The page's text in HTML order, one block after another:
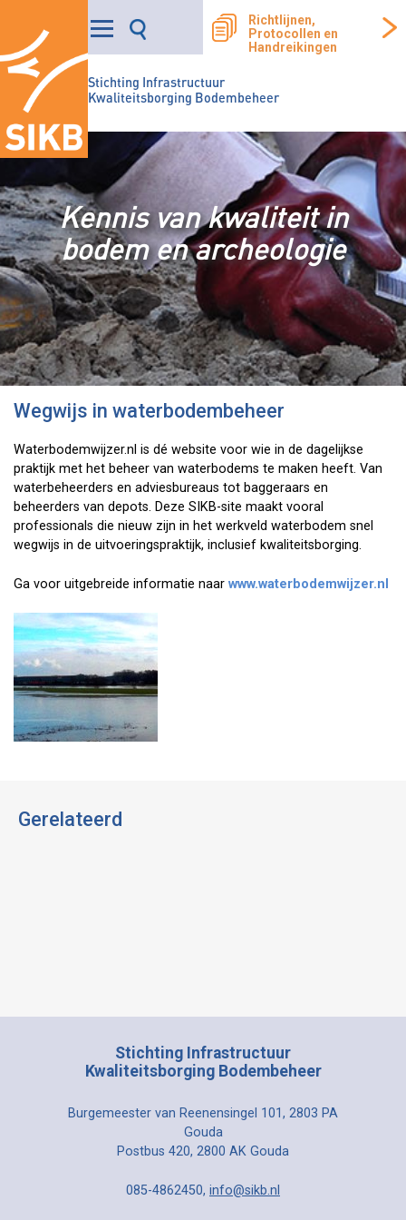
Stichting Infrastructuur
Kwaliteitsborging Bodembeheer
Richtlijnen,
Protocollen en
Handreikingen
Kennis van kwaliteit in
bodem en archeologie
Wegwijs in waterbodembeheer
Waterbodemwijzer.nl is dé website voor wie in de dagelijkse
praktijk met het beheer van waterbodems te maken heeft. Van
waterbeheerders en adviesbureaus tot baggeraars en
beheerders van depots. Deze SIKB-site maakt vooral
professionals die nieuw zijn in het werkveld waterbodem snel
wegwijs in de uitvoeringspraktijk, inclusief kwaliteitsborging.
Ga voor uitgebreide informatie naar www.waterbodemwijzer.nl
Gerelateerd
Stichting Infrastructuur
Kwaliteitsborging Bodembeheer
Burgemeester van Reenensingel 101, 2803 PA
Gouda
Postbus 420, 2800 AK Gouda
085-4862450, info@sikb.nl